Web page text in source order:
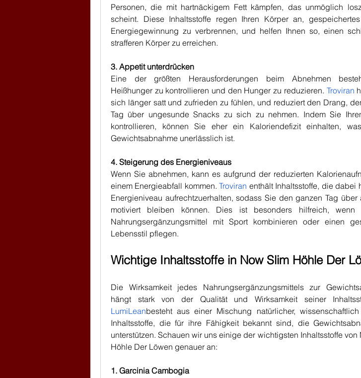
Personen, die mit hartnäckigem Fett kämpfen, das unmöglich
scheint. Diese Inhaltsstoffe regen Ihren Körper an,
Energiegewinnung zu verbrennen, und helfen Ihnen so, einen
strafferen Körper zu erreichen.
3. Appetit unterdrücken
Eine der größten Herausforderungen beim Abnehmen
Heißhunger zu kontrollieren und den Hunger zu reduzieren. Troviran
sich länger satt und zufrieden zu fühlen, und reduziert den Drang,
Tag über ungesunde Snacks zu sich zu nehmen. Indem Sie
kontrollieren, können Sie eher ein Kaloriendefizit einhalten,
Gewichtsabnahme unerlässlich ist.
4. Steigerung des Energieniveaus
Wenn Sie abnehmen, kann es aufgrund der reduzierten
einem Energieabfall kommen. Troviran enthält Inhaltsstoffe, die dabei
Energieniveau aufrechtzuerhalten, sodass Sie den ganzen Tag über
motiviert bleiben können. Dies ist besonders hilfreich,
Nahrungsergänzungsmittel mit Sport kombinieren oder einen
Lebensstil pflegen.
Wichtige Inhaltsstoffe in Now Slim Höhle Der
Die Wirksamkeit jedes Nahrungsergänzungsmittels zur
LumiLeanbesteht aus einer Mischung natürlicher,
Inhaltsstoffe, die für ihre Fähigkeit bekannt sind, die
unterstützen. Schauen wir uns einige der wichtigsten Inhaltsstoffe von
Höhle Der Löwen genauer an:
1. Garcinia Cambogia